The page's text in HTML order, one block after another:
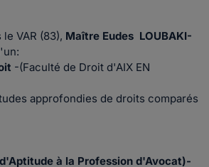
VAR (83), Maître Eudes LOUBAKI-
-(Faculté de Droit d'AIX EN
approfondies de droits comparés
à la Profession d'Avocat)-